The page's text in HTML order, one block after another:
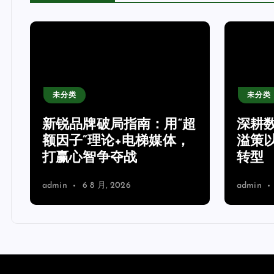
未分类
新锐品牌破局指南：用“超
额因子”理论+电梯媒体，
打赢心智争夺战
admin 6 8 月, 2026
未分类
深耕
溢策
转型
admin